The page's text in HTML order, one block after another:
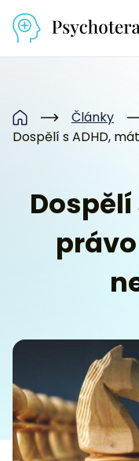
Domů Články
Dospělí s ADHD,
Dospělí